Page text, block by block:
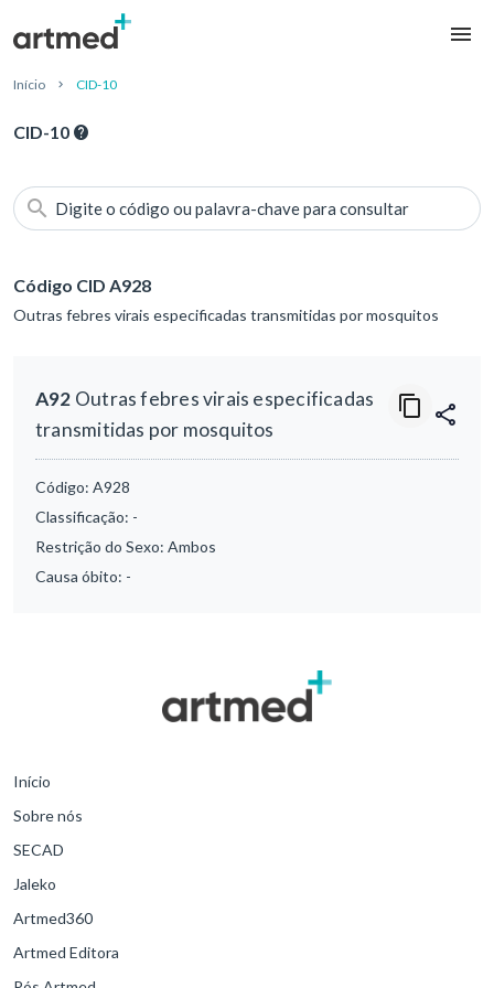
Início CID-10
CID-10
Digite o código ou palavra-chave para consultar
Código CID A928
Outras febres virais especificadas transmitidas por mosquitos
A92 Outras febres virais especificadas
transmitidas por mosquitos
Código: A928
Classificação: -
Restrição do Sexo: Ambos
Causa óbito: -
Início
Sobre nós
SECAD
Jaleko
Artmed360
Artmed Editora